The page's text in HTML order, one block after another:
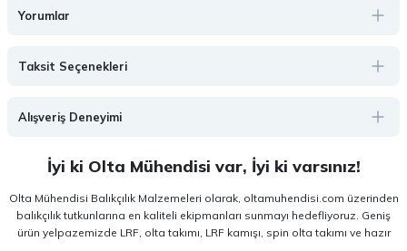
Yorumlar
Taksit Seçenekleri
Alışveriş Deneyimi
İyi ki Olta Mühendisi var, İyi ki varsınız!
Olta Mühendisi Balıkçılık Malzemeleri olarak, oltamuhendisi.com üzerinden
balıkçılık tutkunlarına en kaliteli ekipmanları sunmayı hedefliyoruz. Geniş
ürün yelpazemizde LRF, olta takımı, LRF kamışı, spin olta takımı ve hazır